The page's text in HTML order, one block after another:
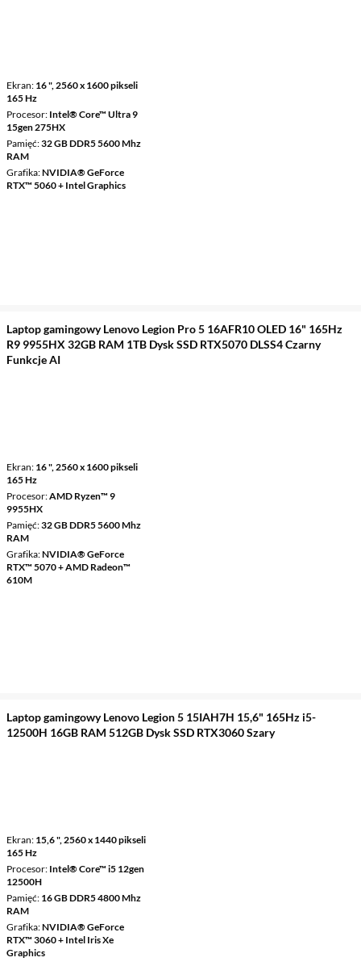
Ekran 16 ", 2560 x 1600 pikseli
165 Hz
Procesor Intel® Core™ Ultra 9
15gen 275HX
Pamięć 32 GB DDR5 5600 Mhz
RAM
Grafika NVIDIA® GeForce
RTX™ 5060 + Intel Graphics
Laptop gamingowy Lenovo Legion Pro 5 16AFR10 OLED 16" 165Hz
R9 9955HX 32GB RAM 1TB Dysk SSD RTX5070 DLSS4 Czarny
Funkcje AI
Ekran 16 ", 2560 x 1600 pikseli
165 Hz
Procesor AMD Ryzen™ 9
9955HX
Pamięć 32 GB DDR5 5600 Mhz
RAM
Grafika NVIDIA® GeForce
RTX™ 5070 + AMD Radeon™
610M
Laptop gamingowy Lenovo Legion 5 15IAH7H 15,6" 165Hz i5-
12500H 16GB RAM 512GB Dysk SSD RTX3060 Szary
Ekran 15,6 ", 2560 x 1440 pikseli
165 Hz
Procesor Intel® Core™ i5 12gen
12500H
Pamięć 16 GB DDR5 4800 Mhz
RAM
Grafika NVIDIA® GeForce
RTX™ 3060 + Intel Iris Xe
Graphics